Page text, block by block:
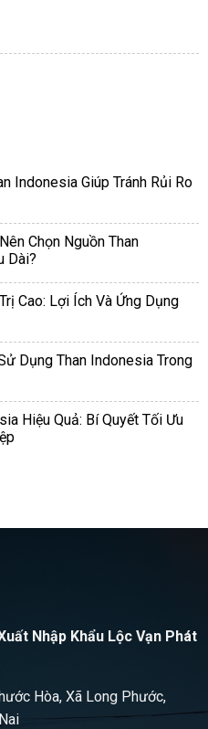
Indonesia Giúp Tránh Rủi Ro
Chọn Nguồn Than
Dài?
Cao: Lợi Ích Và Ứng Dụng
Dụng Than Indonesia Trong
Hiệu Quả: Bí Quyết Tối Ưu
Nhập Khẩu Lộc Vạn Phát
Hòa, Xã Long Phước,